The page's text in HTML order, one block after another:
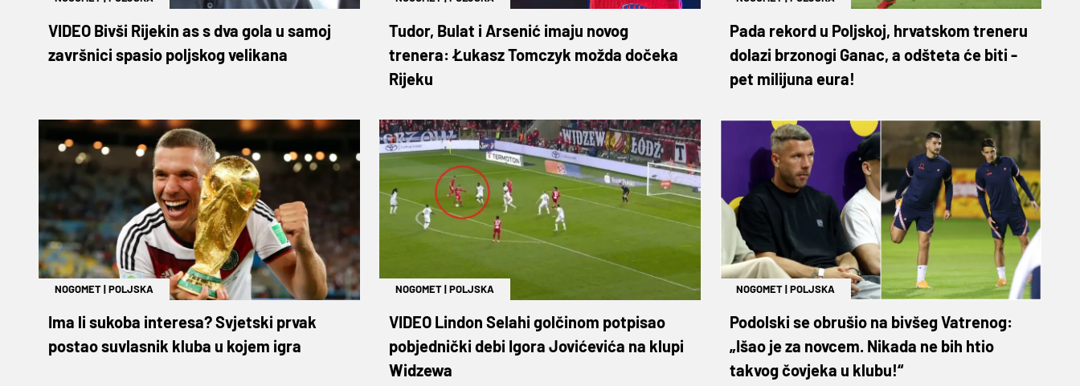
VIDEO Bivši Rijekin as s dva gola u samoj
završnici spasio poljskog velikana
Tudor, Bulat i Arsenić imaju novog
trenera: Łukasz Tomczyk možda dočeka
Rijeku
Pada rekord u Poljskoj, hrvatskom treneru
dolazi brzonogi Ganac, a odšteta će biti -
pet milijuna eura!
NOGOMET|POLJSKA
Ima li sukoba interesa? Svjetski prvak
postao suvlasnik kluba u kojem igra
NOGOMET|POLJSKA
VIDEO Lindon Selahi golčinom potpisao
pobjednički debi Igora Jovićevića na klupi
Widzewa
NOGOMET|POLJSKA
Podolski se obrušio na bivšeg Vatrenog:
„Išao je za novcem. Nikada ne bih htio
takvog čovjeka u klubu!“